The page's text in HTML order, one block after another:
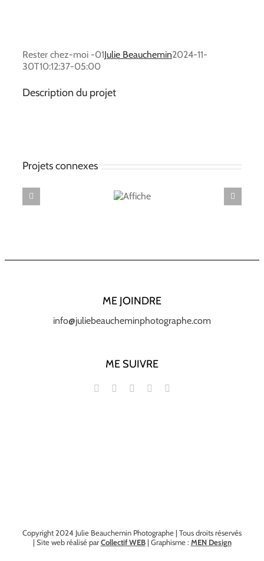
Rester chez-moi -01Julie Beauchemin2024-11-
30T10:12:37-05:00
Description du projet
Projets connexes
ME JOINDRE
info@juliebeaucheminphotographe.com
ME SUIVRE
Copyright 2024 Julie Beauchemin Photographe | Tous droits réservés
| Site web réalisé parCollectif WEB| Graphisme : MEN Design